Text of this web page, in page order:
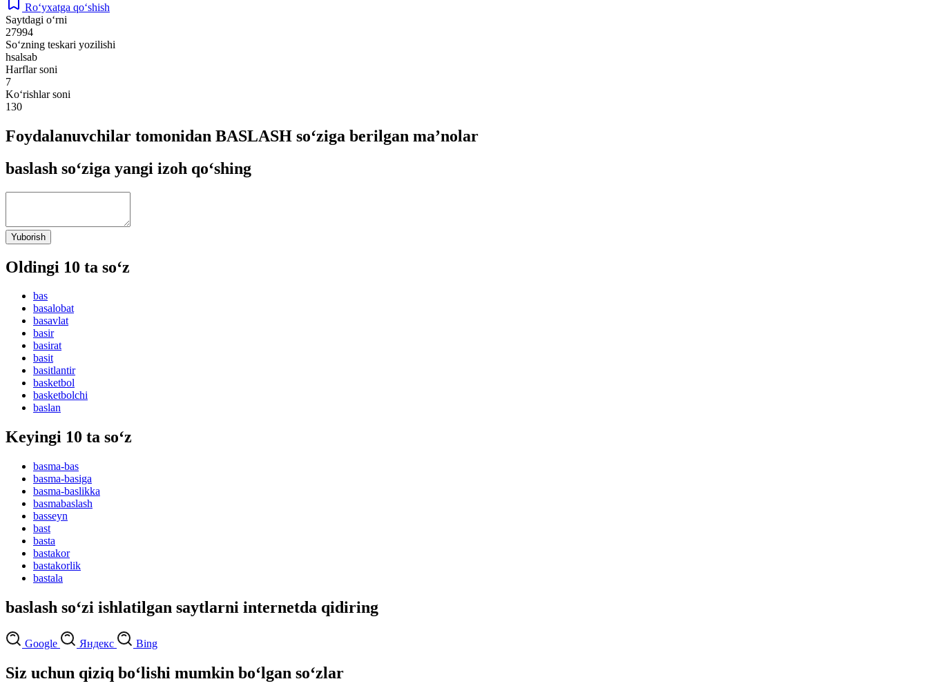
Ro‘yxatga qo‘shish
Saytdagi o‘rni
27994
So‘zning teskari yozilishi
hsalsab
Harflar soni
7
Ko‘rishlar soni
130
Foydalanuvchilar tomonidan BASLASH so‘ziga berilgan ma’nolar
baslash so‘ziga yangi izoh qo‘shing
Yuborish
Oldingi 10 ta so‘z
bas
basalobat
basavlat
basir
basirat
basit
basitlantir
basketbol
basketbolchi
baslan
Keyingi 10 ta so‘z
basma-bas
basma-basiga
basma-baslikka
basmabaslash
basseyn
bast
basta
bastakor
bastakorlik
bastala
baslash so‘zi ishlatilgan saytlarni internetda qidiring
Google Яндекс Bing
Siz uchun qiziq bo‘lishi mumkin bo‘lgan so‘zlar